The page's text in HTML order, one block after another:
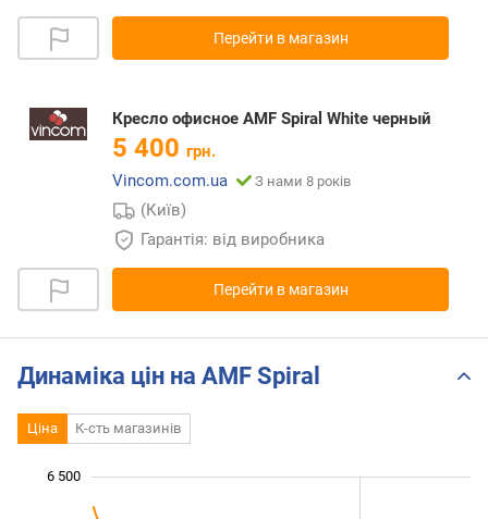
Перейти в магазин
Кресло офисное AMF Spiral White черный
5 400 грн.
Vincom.com.ua
З нами 8 років
(Київ)
Гарантія: від виробника
Перейти в магазин
Динаміка цін на AMF Spiral
Ціна К-сть магазинів
6 500